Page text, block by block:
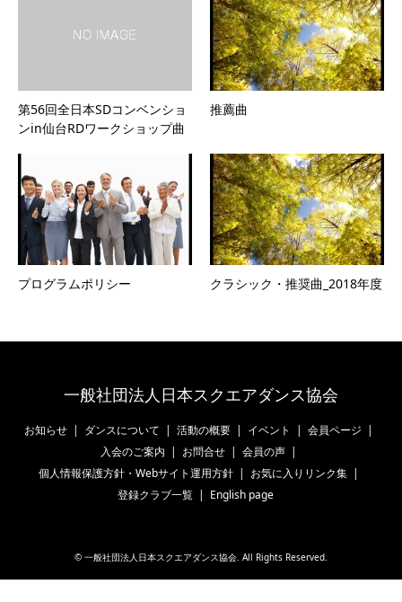
第56回全日本SDコンベンショ
ンin仙台RDワークショップ曲
推薦曲
プログラムポリシー クラシック・推奨曲_2018年度
一般社団法人日本スクエアダンス協会
お知らせ ダンスについて 活動の概要 イベント
会員ページ
入会のご案内
お問合せ
会員の声
個人情報保護方針・Webサイト運用方針
お気に入りリンク集
登録クラブ一覧
English page
© 一般社団法人日本スクエアダンス協会. All Rights Reserved.